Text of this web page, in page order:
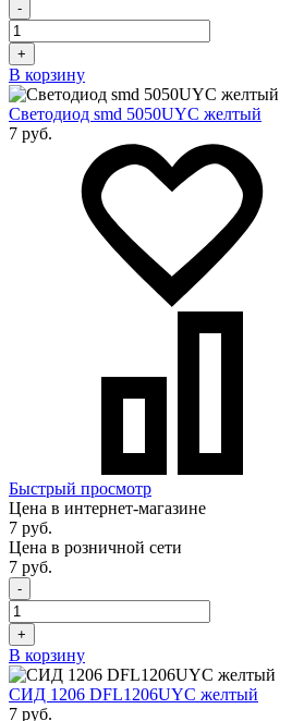
-
+
В корзину
Светодиод smd 5050UYC желтый
7 руб.
Быстрый просмотр
Цена в интернет-магазине
7 руб.
Цена в розничной сети
7 руб.
-
+
В корзину
СИД 1206 DFL1206UYC желтый
7 руб.